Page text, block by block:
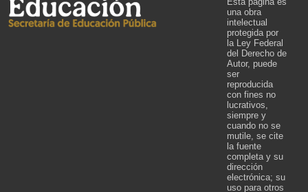
una obra
intelectual
protegida por
la Ley Federal
del Derecho de
Autor, puede
ser
reproducida
con fines no
lucrativos,
siempre y
cuando no se
mutile, se cite
la fuente
completa y su
dirección
electrónica; su
uso para otros